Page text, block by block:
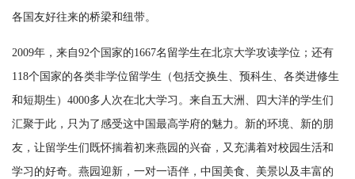
各国友好往来的桥梁和纽带。
2009年，来自92个国家的1667名留学生在北京大学攻读学位；还有
118个国家的各类非学位留学生（包括交换生、预科生、各类进修生
和短期生）4000多人次在北大学习。来自五大洲、四大洋的学生们
汇聚于此，只为了感受这中国最高学府的魅力。新的环境、新的朋
友，让留学生们既怀揣着初来燕园的兴奋，又充满着对校园生活和
学习的好奇。燕园迎新，一对一语伴，中国美食、美景以及丰富的